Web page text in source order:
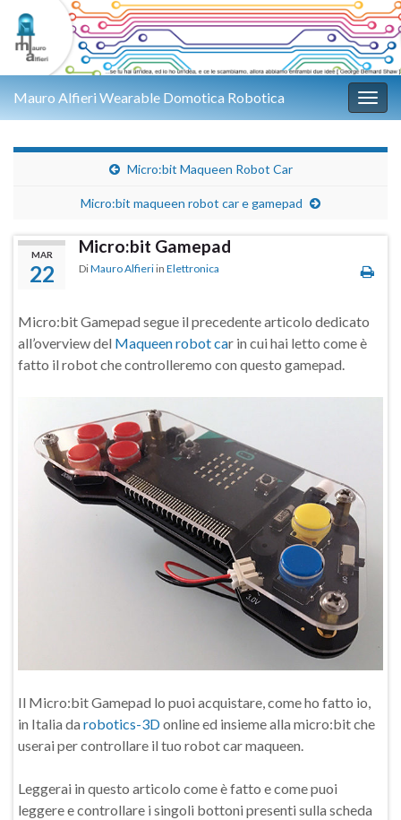
Mauro Alfieri Wearable Domotica Robotica
Micro:bit Maqueen Robot Car
Micro:bit maqueen robot car e gamepad
MAR
22
Micro:bit Gamepad
DiMauro Alfieri in Elettronica
Micro:bit Gamepad segue il precedente articolo dedicato
all’overview del Maqueen robot car in cui hai letto come è
fatto il robot che controlleremo con questo gamepad.
Il Micro:bit Gamepad lo puoi acquistare, come ho fatto io,
in Italia da robotics-3Donline ed insieme alla micro:bit che
userai per controllare il tuo robot car maqueen.
Leggerai in questo articolo come è fatto e come puoi
leggere e controllare i singoli bottoni presenti sulla scheda